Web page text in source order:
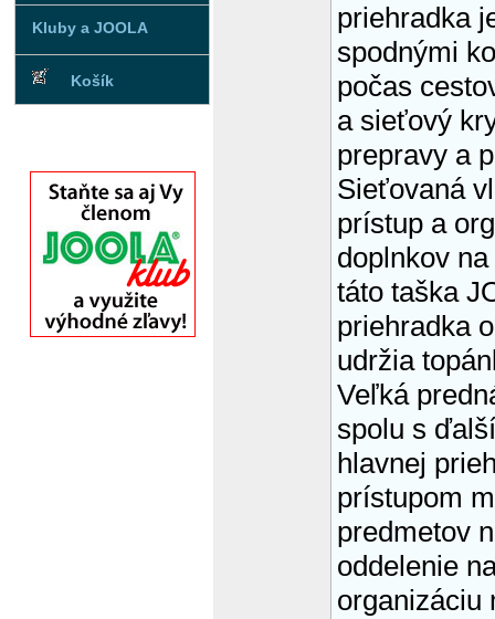
Kluby a JOOLA
Košík
priehradka
spodnými
počas
a sieťový
prepravy a
Sieťovaná
prístup a
doplnkov
táto taška
priehradka
udržia
Veľká
spolu s
hlavnej
prístupom
predmetov
oddelenie
organizáciu